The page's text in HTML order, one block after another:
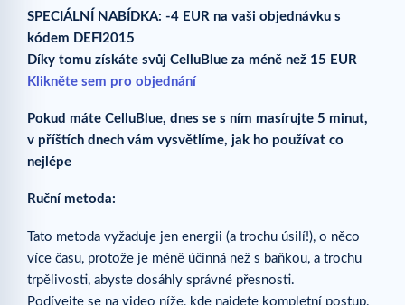
SPECIÁLNÍ NABÍDKA: -4 EUR na vaši objednávku s
kódem DEFI2015
Díky tomu získáte svůj CelluBlue za méně než 15 EUR
Klikněte sem pro objednání
Pokud máte CelluBlue, dnes se s ním masírujte 5 minut,
v příštích dnech vám vysvětlíme, jak ho používat co
nejlépe
Ruční metoda:
Tato metoda vyžaduje jen energii (a trochu úsilí!), o něco
více času, protože je méně účinná než s baňkou, a trochu
trpělivosti, abyste dosáhly správné přesnosti.
Podívejte se na video níže, kde najdete kompletní postup.